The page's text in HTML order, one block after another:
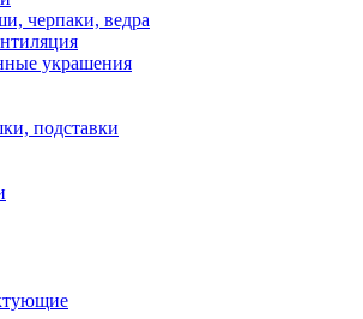
черпаки, ведра
украшения
подставки